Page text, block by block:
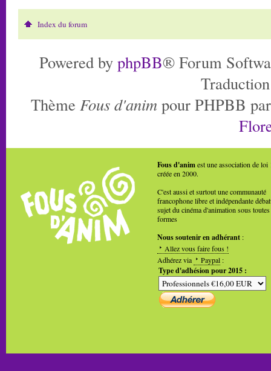
Index du forum
Powered by phpBB® Forum
Thème Fous d'anim pour PHPBB
Fous d'animest une association de loi
créée en 2000.
C'est aussi et surtout une communauté
francophone libre et indépendante
sujet du cinéma d'animation sous toutes
formes
Nous soutenir en adhérant :
Allez vous faire fous !
Adhérez via
Paypal :
Type d'adhésion pour 2015 :